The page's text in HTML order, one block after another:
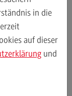
DHBW
in die
auf dieser
und